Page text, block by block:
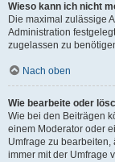
Wieso kann ich nicht
Die maximal zulässige
Administration
zugelassen zu
Nach oben
Wie bearbeite oder
Wie bei den Beiträgen
einem Moderator oder
Umfrage zu
immer mit der Umfrage